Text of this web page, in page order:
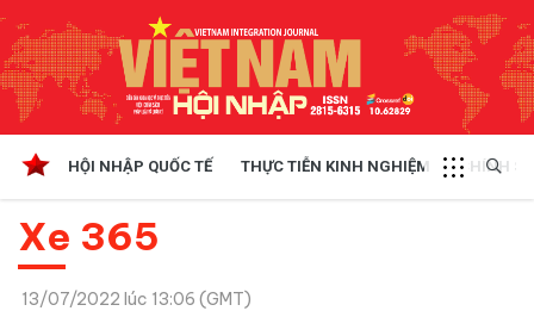
HỘI NHẬP QUỐC TẾ THỰC TIỄN KINH NGHIỆM CHÍNH
Xe 365
13/07/2022 lúc 13:06 (GMT)